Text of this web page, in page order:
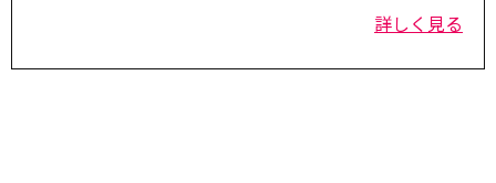
詳しく見る